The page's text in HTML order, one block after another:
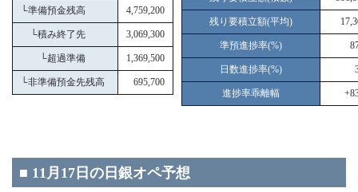
└準備預金残高 4,759,200
└積み終了先 3,069,300
└超過準備 1,369,500
└非準備預金先残高 695,700
残り要積立額(平均)
準預進捗率(%)
日数進捗率(%)
進捗率乖離幅
■ 11月17日の日銀オペ予想